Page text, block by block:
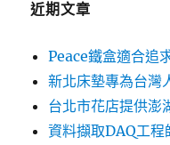
近期文章
Peace鐵盒適合追
新北床墊專為台灣
台北市花店提供澎
資料擷取DAQ工